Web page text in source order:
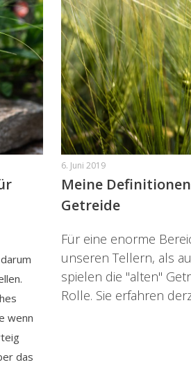
wenn
das
6. Juni 2019
Meine
Getreide
Für eine enorme
unseren Tellern, als
spielen die "alten"
Rolle. Sie erfahren